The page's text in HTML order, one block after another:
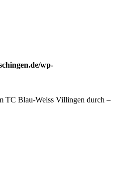
wp-
TC Blau-Weiss Villingen durch –